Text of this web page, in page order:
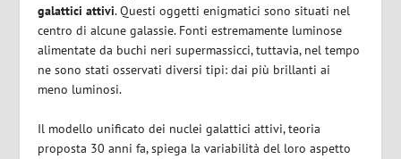
galattici attivi.Questi oggetti enigmatici sono situati nel
centro di alcune galassie. Fonti estremamente luminose
alimentate da buchi neri supermassicci, tuttavia, nel tempo
ne sono stati osservati diversi tipi: dai più brillanti ai
meno luminosi.
Il modello unificato dei nuclei galattici attivi, teoria
proposta 30 anni fa, spiega la variabilità del loro aspetto